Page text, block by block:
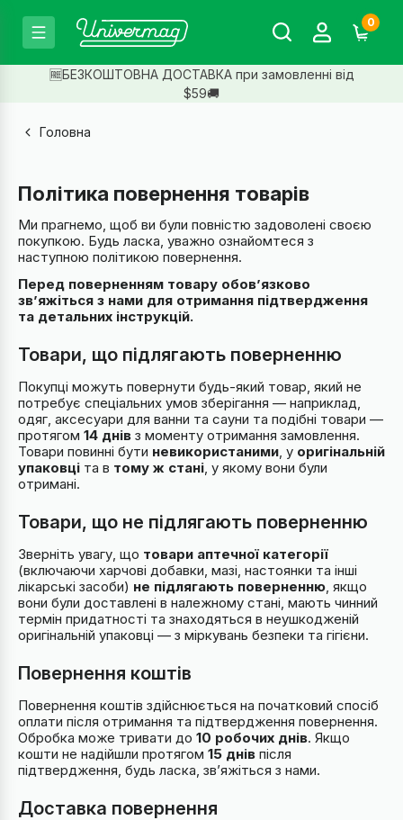
0
🆓БЕЗКОШТОВНА ДОСТАВКА при замовленні від
$59🚚
Головна
Політика повернення товарів
Ми прагнемо, щоб ви були повністю задоволені своєю
покупкою. Будь ласка, уважно ознайомтеся з
наступною політикою повернення.
Перед поверненням товару обов’язково
зв’яжіться з нами для отримання підтвердження
та детальних інструкцій.
Товари, що підлягають поверненню
Покупці можуть повернути будь-який товар, який не
потребує спеціальних умов зберігання — наприклад,
одяг, аксесуари для ванни та сауни та подібні товари —
протягом 14 днів з моменту отримання замовлення.
Товари повинні бути невикористаними, у оригінальній
упаковці та в тому ж стані, у якому вони були
отримані.
Товари, що не підлягають поверненню
Зверніть увагу, що товари аптечної категорії
(включаючи харчові добавки, мазі, настоянки та інші
лікарські засоби) не підлягають поверненню, якщо
вони були доставлені в належному стані, мають чинний
термін придатності та знаходяться в неушкодженій
оригінальній упаковці — з міркувань безпеки та гігієни.
Повернення коштів
Повернення коштів здійснюється на початковий спосіб
оплати після отримання та підтвердження повернення.
Обробка може тривати до 10 робочих днів. Якщо
кошти не надійшли протягом 15 днів після
підтвердження, будь ласка, зв’яжіться з нами.
Доставка повернення